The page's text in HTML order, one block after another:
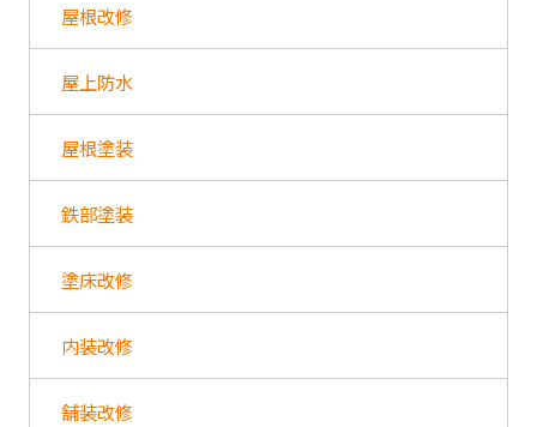
屋根改修
屋上防水
屋根塗装
鉄部塗装
塗床改修
内装改修
舗装改修